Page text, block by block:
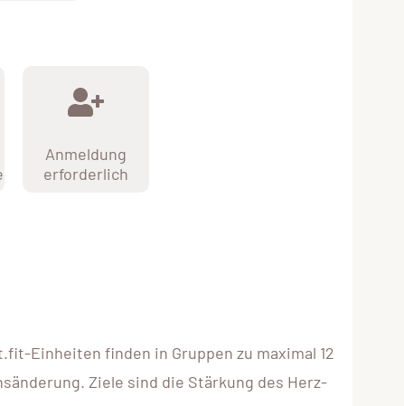
Anmeldung
erforderlich
Einheiten finden in Gruppen zu maximal 12
Ziele sind die Stärkung des Herz-